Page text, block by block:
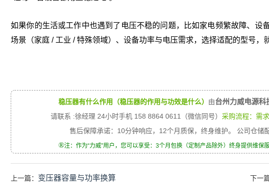
如果你的生活或工作中也遇到了电压不稳的问题，比如家电频繁故障、
场景（家庭 / 工业 / 特殊领域）、设备功率与电压需求，选择适配的型号，
稳压器有什么作用（稳压器的作用与功效是什么） 由台州力威电源科
请联系 :徐经理 24小时手机 158 8864 0611（微信同号） 采购流程：需
售后保障承诺：10分钟响应，12个月质保，终身维护。 公司仓储
®注：作为“力威”用户，您可以享受：3个月包换（定制产品除外）终身提供维保
上一篇： 变压器容量与功率换算 下一篇